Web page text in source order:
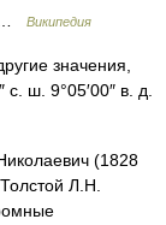
… Википедия
значения,
ш. 9°05′00″ в. д.
(1828
Л.Н.